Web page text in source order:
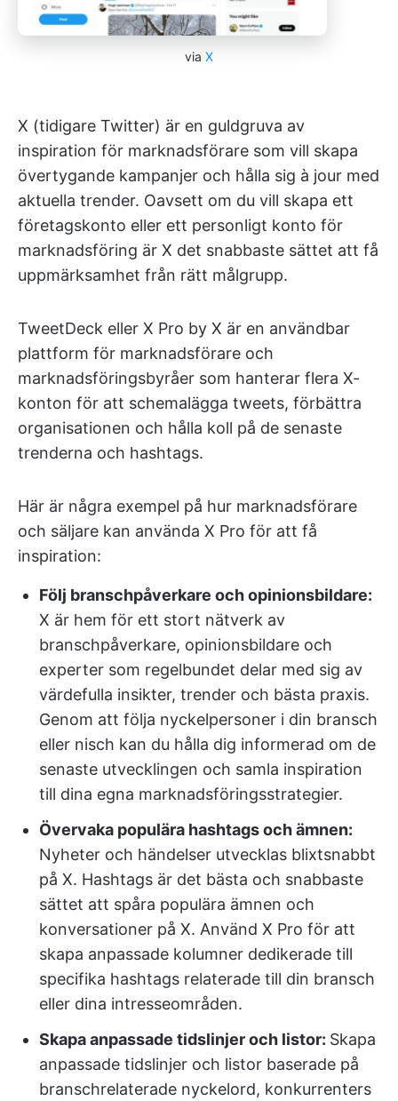
via X
X (tidigare Twitter) är en guldgruva av
inspiration för marknadsförare som vill skapa
övertygande kampanjer och hålla sig à jour med
aktuella trender. Oavsett om du vill skapa ett
företagskonto eller ett personligt konto för
marknadsföring är X det snabbaste sättet att få
uppmärksamhet från rätt målgrupp.
TweetDeck eller X Pro by X är en användbar
plattform för marknadsförare och
marknadsföringsbyråer som hanterar flera X-
konton för att schemalägga tweets, förbättra
organisationen och hålla koll på de senaste
trenderna och hashtags.
Här är några exempel på hur marknadsförare
och säljare kan använda X Pro för att få
inspiration:
Följ branschpåverkare och opinionsbildare:
X är hem för ett stort nätverk av
branschpåverkare, opinionsbildare och
experter som regelbundet delar med sig av
värdefulla insikter, trender och bästa praxis.
Genom att följa nyckelpersoner i din bransch
eller nisch kan du hålla dig informerad om de
senaste utvecklingen och samla inspiration
till dina egna marknadsföringsstrategier.
Övervaka populära hashtags och ämnen:
Nyheter och händelser utvecklas blixtsnabbt
på X. Hashtags är det bästa och snabbaste
sättet att spåra populära ämnen och
konversationer på X. Använd X Pro för att
skapa anpassade kolumner dedikerade till
specifika hashtags relaterade till din bransch
eller dina intresseområden.
Skapa anpassade tidslinjer och listor: Skapa
anpassade tidslinjer och listor baserade på
branschrelaterade nyckelord, konkurrenters